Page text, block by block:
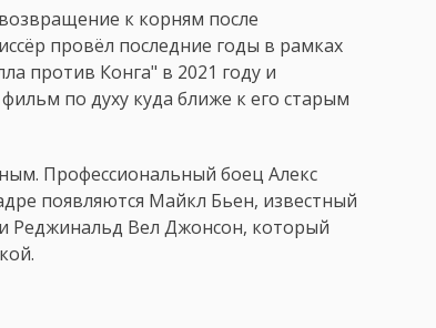
к корням после
провёл последние годы в рамках
против Конга" в 2021 году и
по духу куда ближе к его старым
Профессиональный боец Алекс
появляются Майкл Бьен, известный
Реджинальд Вел Джонсон, который